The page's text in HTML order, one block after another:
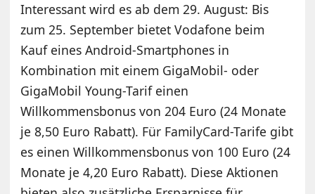
Interessant wird es ab dem 29. August: Bis
zum 25. September bietet Vodafone beim
Kauf eines Android-Smartphones in
Kombination mit einem GigaMobil- oder
GigaMobil Young-Tarif einen
Willkommensbonus von 204 Euro (24 Monate
je 8,50 Euro Rabatt). Für FamilyCard-Tarife gibt
es einen Willkommensbonus von 100 Euro (24
Monate je 4,20 Euro Rabatt). Diese Aktionen